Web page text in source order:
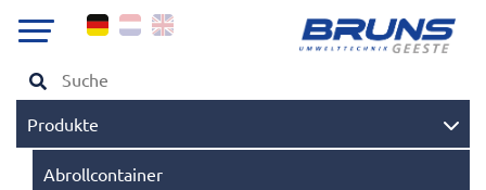
Produkte
Abrollcontainer